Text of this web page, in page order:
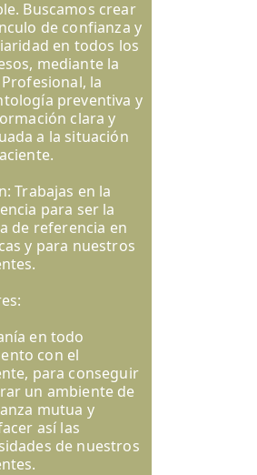
Buscamos crear
de confianza y
en todos los
mediante la
la
preventiva y
clara y
a la situación
Trabajas en la
para ser la
de referencia en
y para nuestros
en todo
con el
para conseguir
un ambiente de
mutua y
así las
de nuestros